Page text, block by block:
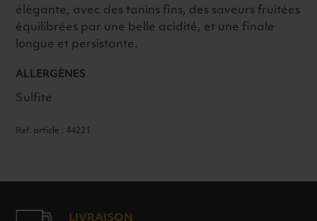
élégante, avec des tanins fins, des saveurs fruitées
équilibrées par une belle acidité, et une finale
longue et persistante.
ALLERGÈNES
Sulfite
Ref. article : 44221
LIVRAISON